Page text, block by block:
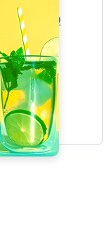
O… »